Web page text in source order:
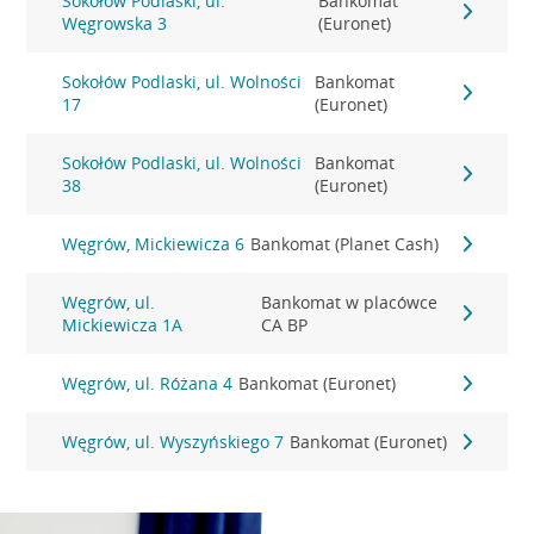
Węgrowska 3
(Euronet)
Sokołów Podlaski, ul. Wolności
17
Bankomat
(Euronet)
Sokołów Podlaski, ul. Wolności
38
Bankomat
(Euronet)
Węgrów, Mickiewicza 6 Bankomat (Planet Cash)
Węgrów, ul.
Mickiewicza 1A
Bankomat w placówce
CA BP
Węgrów, ul. Różana 4 Bankomat (Euronet)
Węgrów, ul. Wyszyńskiego 7 Bankomat (Euronet)